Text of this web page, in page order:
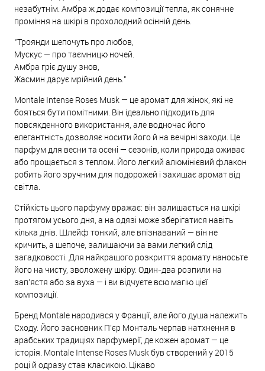
незабутнім. Амбра ж додає композиції тепла, як сонячне
проміння на шкірі в прохолодний осінній день.
"Троянди шепочуть про любов,
Мускус — про таємницю ночей.
Амбра гріє душу знов,
Жасмин дарує мрійний день."
Montale Intense Roses Musk — це аромат для жінок, які не
бояться бути помітними. Він ідеально підходить для
повсякденного використання, але водночас його
елегантність дозволяє носити його й на вечірні заходи. Це
парфум для весни та осені — сезонів, коли природа оживає
або прощається з теплом. Його легкий алюмінієвий флакон
робить його зручним для подорожей і захищає аромат від
світла.
Стійкість цього парфуму вражає: він залишається на шкірі
протягом усього дня, а на одязі може зберігатися навіть
кілька днів. Шлейф тонкий, але впізнаваний — він не
кричить, а шепоче, залишаючи за вами легкий слід
загадковості. Для найкращого розкриття аромату наносьте
його на чисту, зволожену шкіру. Один-два розпили на
зап’ястя або за вуха — і ви відчуєте всю магію цієї
композиції.
Бренд Montale народився у Франції, але його душа належить
Сходу. Його засновник П’єр Монталь черпав натхнення в
арабських традиціях парфумерії, де кожен аромат — це
історія. Montale Intense Roses Musk був створений у 2015
році й одразу став класикою. Цікаво